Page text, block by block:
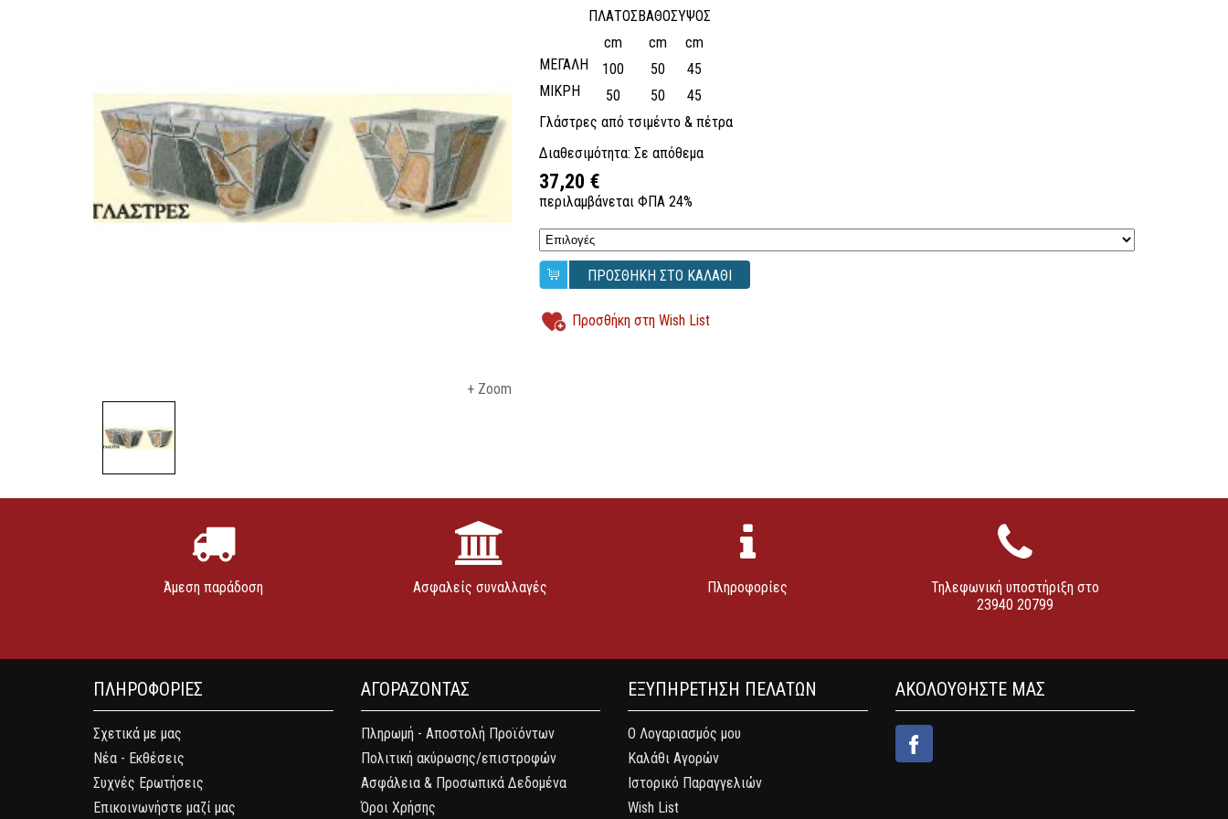
+ Zoom
ΠΛΑΤΟΣ
cm
ΒΑΘΟΣ
cm
ΥΨΟΣ
cm
ΜΕΓΑΛΗ
100 50
45
ΜΙΚΡΗ
50 50
45
Γλάστρες από τσιμέντο & πέτρα
Διαθεσιμότητα: Σε απόθεμα
37,20 €
περιλαμβάνεται ΦΠΑ 24%
ΠΡΟΣΘΗΚΗ ΣΤΟ ΚΑΛΑΘΙ
Προσθήκη στη Wish List
Άμεση παράδοση Ασφαλείς συναλλαγές Πληροφορίες
Τηλεφωνική υποστήριξη στο
23940 20799
ΠΛΗΡΟΦΟΡΙΕΣ
Σχετικά με μας
Νέα - Εκθέσεις
Συχνές Ερωτήσεις
Επικοινωνήστε μαζί μας
ΑΓΟΡΑΖΟΝΤΑΣ
Πληρωμή - Αποστολή Προϊόντων
Πολιτική ακύρωσης/επιστροφών
Ασφάλεια & Προσωπικά Δεδομένα
Όροι Χρήσης
ΕΞΥΠΗΡΕΤΗΣΗ ΠΕΛΑΤΩΝ
Ο Λογαριασμός μου
Καλάθι Αγορών
Ιστορικό Παραγγελιών
Wish List
ΑΚΟΛΟΥΘΗΣΤΕ ΜΑΣ